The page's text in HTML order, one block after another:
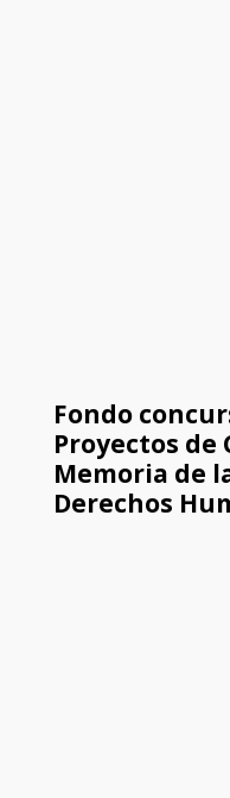
Fondo
Proyectos de
Memoria de
Derechos